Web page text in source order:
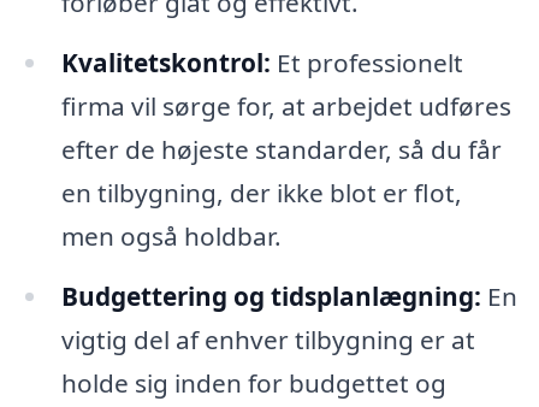
Kvalitetskontrol: Et professionelt
firma vil sørge for, at arbejdet udføres
efter de højeste standarder, så du får
en tilbygning, der ikke blot er flot,
men også holdbar.
Budgettering og tidsplanlægning: En
vigtig del af enhver tilbygning er at
holde sig inden for budgettet og